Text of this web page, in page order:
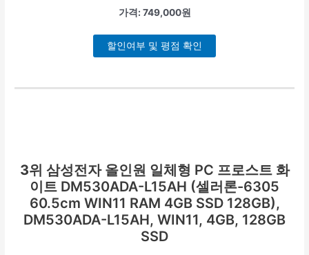
가격: 749,000원
할인여부 및 평점 확인
3위 삼성전자 올인원 일체형 PC 프로스트 화
이트 DM530ADA-L15AH (셀러론-6305
60.5cm WIN11 RAM 4GB SSD 128GB),
DM530ADA-L15AH, WIN11, 4GB, 128GB
SSD